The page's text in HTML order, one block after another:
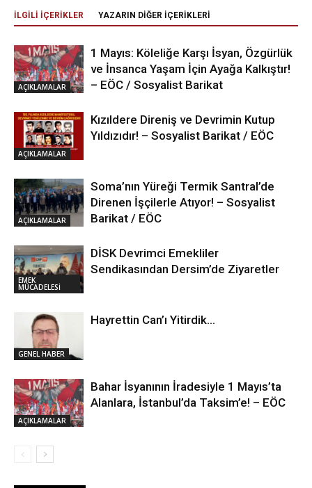
İLGİLİ İÇERİKLER YAZARIN DİĞER İÇERİKLERİ
AÇIKLAMALAR
1 Mayıs: Köleliğe Karşı İsyan, Özgürlük
ve İnsanca Yaşam İçin Ayağa Kalkıştır!
– EÖC / Sosyalist Barikat
AÇIKLAMALAR
Kızıldere Direniş ve Devrimin Kutup
Yıldızıdır! – Sosyalist Barikat / EÖC
AÇIKLAMALAR
Soma’nın Yüreği Termik Santral’de
Direnen İşçilerle Atıyor! – Sosyalist
Barikat / EÖC
EMEK
MÜCADELESİ
DİSK Devrimci Emekliler
Sendikasından Dersim’de Ziyaretler
GENEL HABER
Hayrettin Can’ı Yitirdik…
AÇIKLAMALAR
Bahar İsyanının İradesiyle 1 Mayıs’ta
Alanlara, İstanbul’da Taksim’e! – EÖC